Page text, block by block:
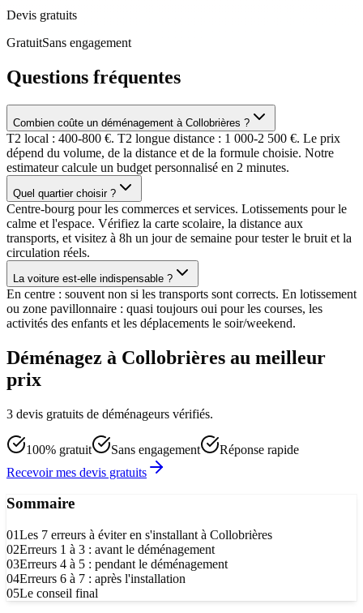
Devis gratuits
GratuitSans engagement
Questions fréquentes
Combien coûte un déménagement à Collobrières ?
T2 local : 400-800 €. T2 longue distance : 1 000-2 500 €. Le prix
dépend du volume, de la distance et de la formule choisie. Notre
estimateur calcule un budget personnalisé en 2 minutes.
Quel quartier choisir ?
Centre-bourg pour les commerces et services. Lotissements pour le
calme et l'espace. Vérifiez la carte scolaire, la distance aux
transports, et visitez à 8h un jour de semaine pour tester le bruit et la
circulation réels.
La voiture est-elle indispensable ?
En centre : souvent non si les transports sont corrects. En lotissement
ou zone pavillonnaire : quasi toujours oui pour les courses, les
activités des enfants et les déplacements le soir/weekend.
Déménagez à Collobrières au meilleur
prix
3 devis gratuits de déménageurs vérifiés.
100% gratuit Sans engagement
Réponse rapide
Recevoir mes devis gratuits
Sommaire
01Les 7 erreurs à éviter en s'installant à Collobrières
02Erreurs 1 à 3 : avant le déménagement
03Erreurs 4 à 5 : pendant le déménagement
04Erreurs 6 à 7 : après l'installation
05Le conseil final